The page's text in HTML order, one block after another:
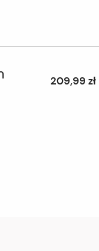
209,99 zł